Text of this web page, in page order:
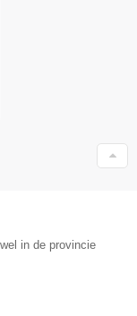
in de provincie